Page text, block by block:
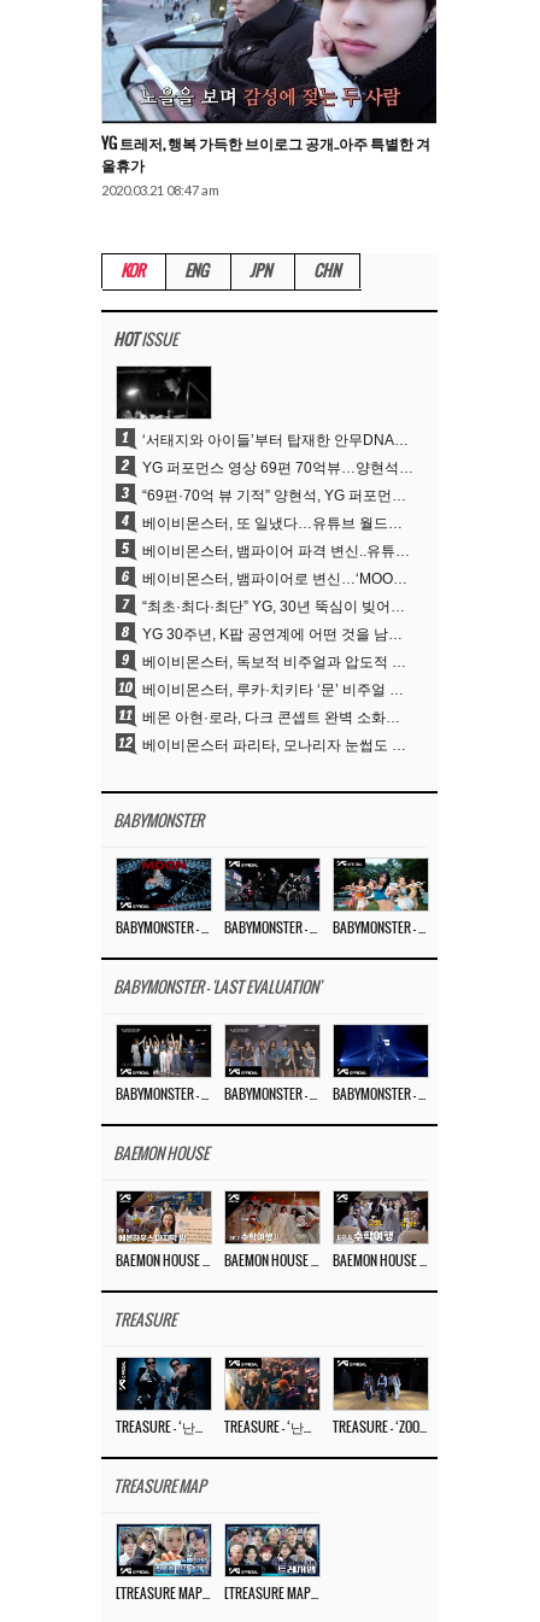
YG 트레저, 행복 가득한 브이로그 공개..아주 특별한 겨
울휴가
2020.03.21 08:47 am
KOR ENG JPN CHN
HOTISSUE
1 ‘서태지와 아이들’부터 탑재한 안무DNA…양현석, YG 퍼포먼스 비디오 70억 뷰 신화의 시작
2 YG 퍼포먼스 영상 69편 70억뷰…양현석 제작 철학 통했다
3 “69편·70억 뷰 기적” 양현석, YG 퍼포먼스 비디오 100% 직접 만든 이유
4 베이비몬스터, 또 일냈다…유튜브 월드와이드 1위
5 베이비몬스터, 뱀파이어 파격 변신..유튜브 트렌딩 1위 직행
6 베이비몬스터, 뱀파이어로 변신…‘MOON’으로 찍은 3개월 프로젝트
7 “최초·최다·최단” YG, 30년 뚝심이 빚어낸 K팝 투어의 새 지평
8 YG 30주년, K팝 공연계에 어떤 것을 남겼나
9 베이비몬스터, 독보적 비주얼과 압도적 소화력..’MOON’
10 베이비몬스터, 루카·치키타 ‘문’ 비주얼 공개…절제된 카리스마·유니크 비주얼
11 베몬 아현·로라, 다크 콘셉트 완벽 소화…’문’ 비주얼 포토 공개
12 베이비몬스터 파리타, 모나리자 눈썹도 완벽 소화‥아사와 강렬 아우라
BABYMONSTER
BABYMONSTER - 'LAST EVALUATION'
BAEMON HOUSE
TREASURE
TREASURE MAP